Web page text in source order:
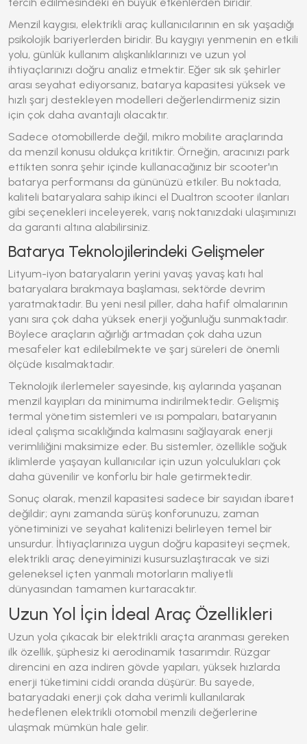
Menzil kaygısı, elektrikli araç kullanıcılarının en sık yaşadığı
psikolojik bariyerlerden biridir. Bu kaygıyı yenmenin en etkili
yolu, günlük kullanım alışkanlıklarınızı ve uzun yol
ihtiyaçlarınızı doğru analiz etmektir. Eğer sık sık şehirler
arası seyahat ediyorsanız, batarya kapasitesi yüksek ve
hızlı şarj destekleyen modelleri değerlendirmeniz sizin
için çok daha avantajlı olacaktır.
Sadece otomobillerde değil, mikro mobilite araçlarında
da menzil konusu oldukça kritiktir. Örneğin, aracınızı park
ettikten sonra şehir içinde kullanacağınız bir scooter'ın
batarya performansı da gününüzü etkiler. Bu noktada,
kaliteli bataryalara sahip ikinci el Dualtron scooter ilanları
gibi seçenekleri inceleyerek, varış noktanızdaki ulaşımınızı
da garanti altına alabilirsiniz.
Batarya Teknolojilerindeki Gelişmeler
Lityum-iyon bataryaların yerini yavaş yavaş katı hal
bataryalara bırakmaya başlaması, sektörde devrim
yaratmaktadır. Bu yeni nesil piller, daha hafif olmalarının
yanı sıra çok daha yüksek enerji yoğunluğu sunmaktadır.
Böylece araçların ağırlığı artmadan çok daha uzun
mesafeler kat edilebilmekte ve şarj süreleri de önemli
ölçüde kısalmaktadır.
Teknolojik ilerlemeler sayesinde, kış aylarında yaşanan
menzil kayıpları da minimuma indirilmektedir. Gelişmiş
termal yönetim sistemleri ve ısı pompaları, bataryanın
ideal çalışma sıcaklığında kalmasını sağlayarak enerji
verimliliğini maksimize eder. Bu sistemler, özellikle soğuk
iklimlerde yaşayan kullanıcılar için uzun yolculukları çok
daha güvenilir ve konforlu bir hale getirmektedir.
Sonuç olarak, menzil kapasitesi sadece bir sayıdan ibaret
değildir; aynı zamanda sürüş konforunuzu, zaman
yönetiminizi ve seyahat kalitenizi belirleyen temel bir
unsurdur. İhtiyaçlarınıza uygun doğru kapasiteyi seçmek,
elektrikli araç deneyiminizi kusursuzlaştıracak ve sizi
geleneksel içten yanmalı motorların maliyetli
dünyasından tamamen kurtaracaktır.
Uzun Yol İçin İdeal Araç Özellikleri
Uzun yola çıkacak bir elektrikli araçta aranması gereken
ilk özellik, şüphesiz ki aerodinamik tasarımdır. Rüzgar
direncini en aza indiren gövde yapıları, yüksek hızlarda
enerji tüketimini ciddi oranda düşürür. Bu sayede,
bataryadaki enerji çok daha verimli kullanılarak
hedeflenen elektrikli otomobil menzili değerlerine
ulaşmak mümkün hale gelir.